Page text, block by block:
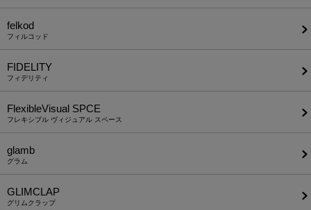
felkod
フィルコッド
FIDELITY
フィデリティ
FlexibleVisual SPCE
フレキシブル ヴィジュアル スペース
glamb
グラム
GLIMCLAP
グリムクラップ